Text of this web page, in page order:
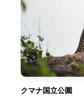
クマナ国立公園